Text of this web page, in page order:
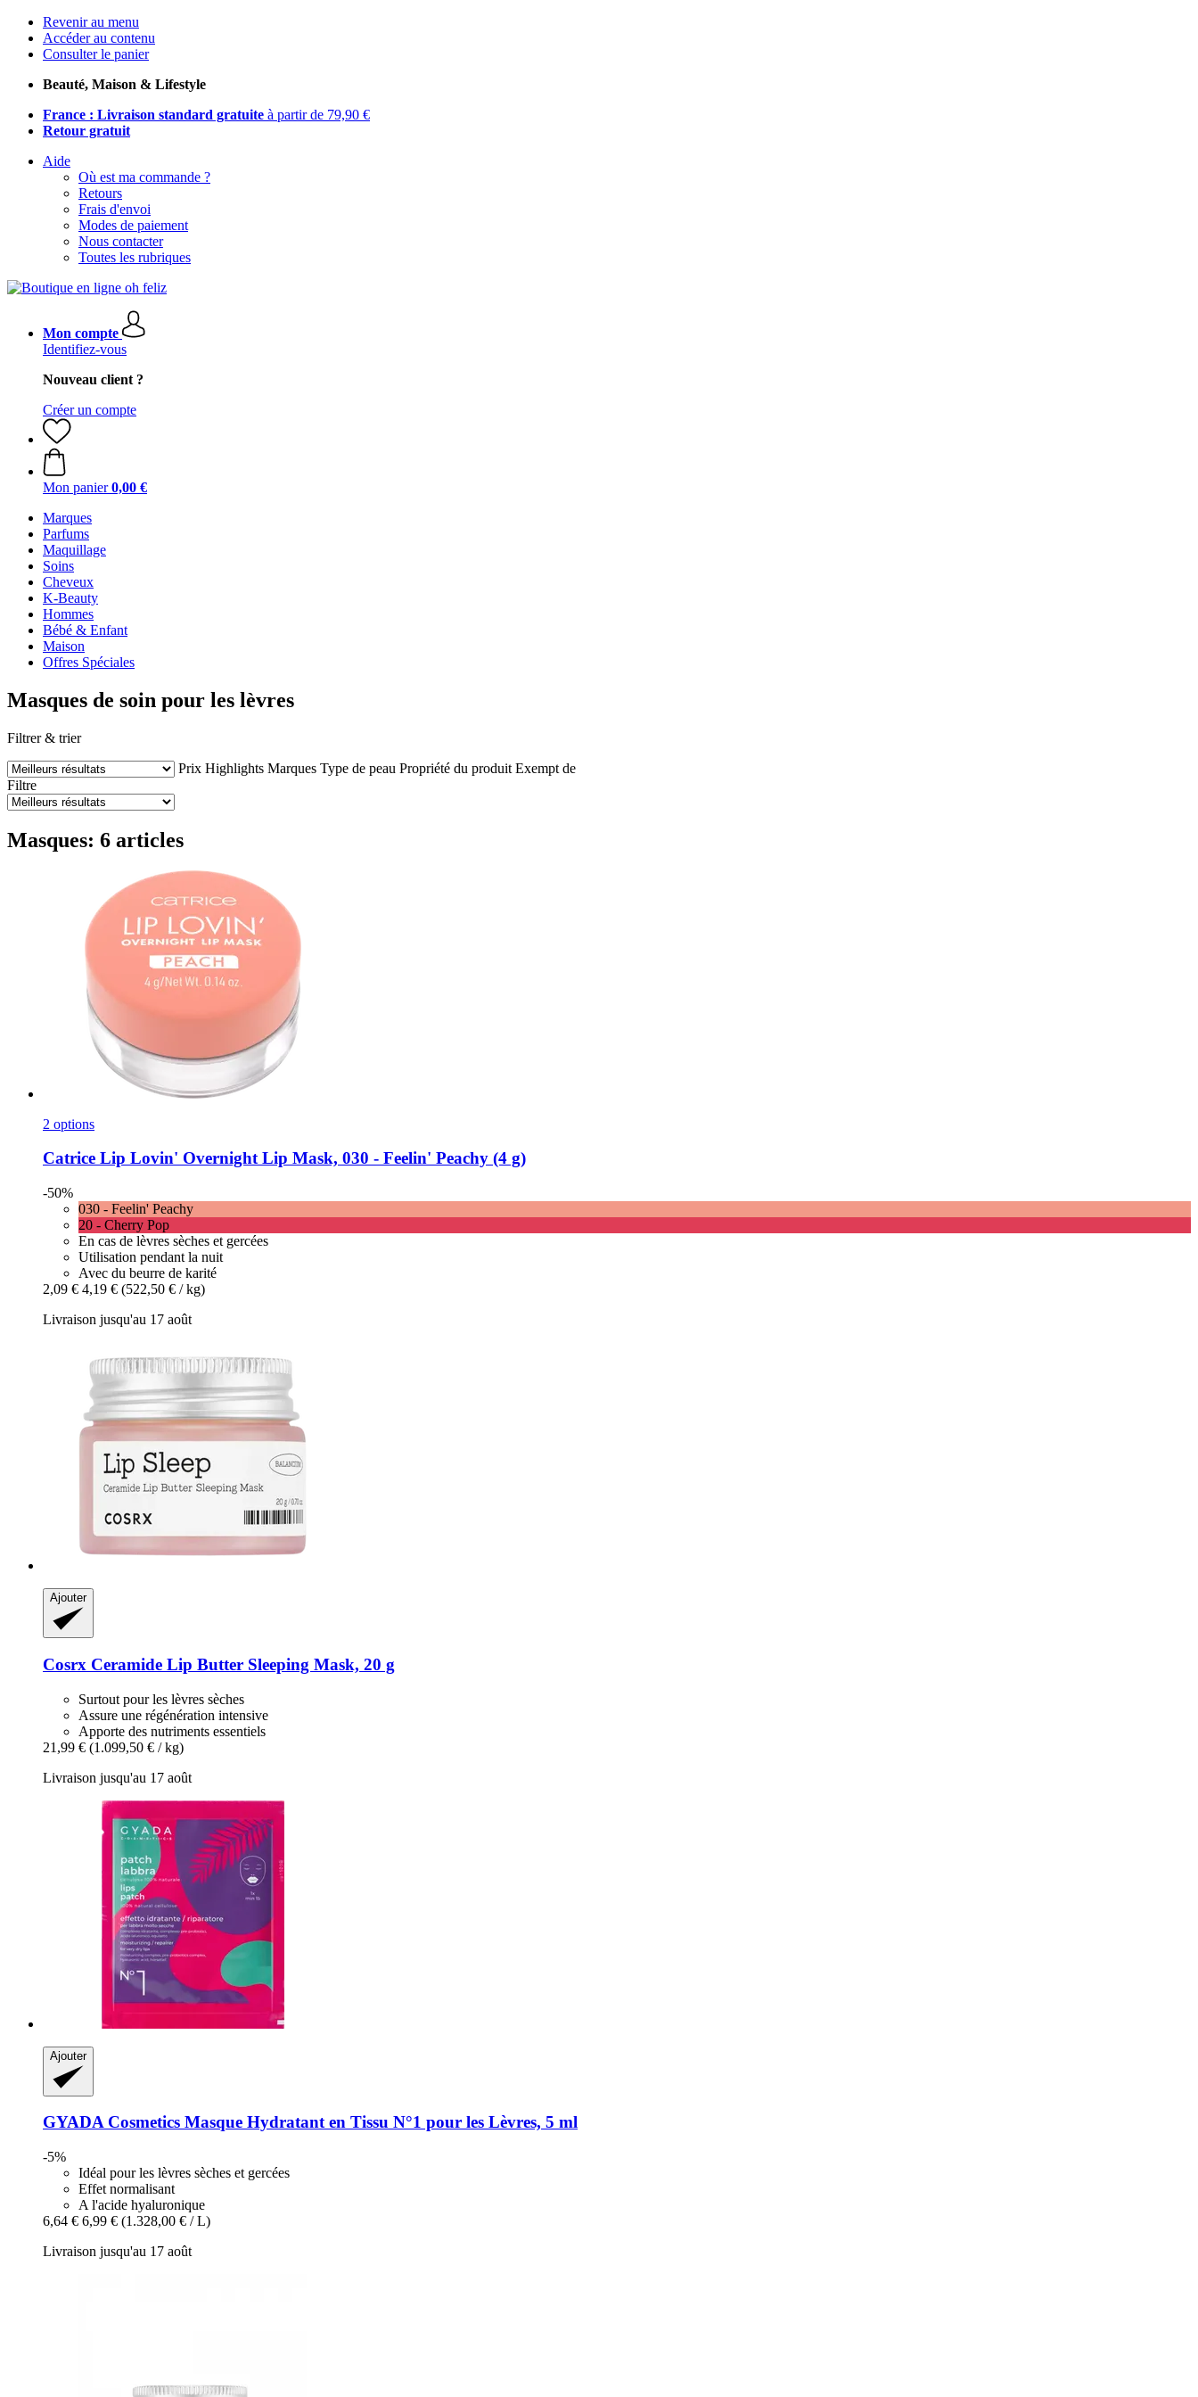
Revenir au menu
Accéder au contenu
Consulter le panier
Beauté, Maison & Lifestyle
France : Livraison standard gratuite à partir de 79,90 €
Retour gratuit
Aide
Où est ma commande ?
Retours
Frais d'envoi
Modes de paiement
Nous contacter
Toutes les rubriques
Mon compte
Identifiez-vous
Nouveau client ?
Créer un compte
Mon panier 0,00 €
Marques
Parfums
Maquillage
Soins
Cheveux
K-Beauty
Hommes
Bébé & Enfant
Maison
Offres Spéciales
Masques de soin pour les lèvres
Filtrer & trier
Prix Highlights Marques Type de peau Propriété du produit Exempt de
Filtre
Masques: 6 articles
2 options
Catrice Lip Lovin' Overnight Lip Mask, 030 -​ Feelin' Peachy (4 g)
-50%
030 - Feelin' Peachy
20 - Cherry Pop
En cas de lèvres sèches et gercées
Utilisation pendant la nuit
Avec du beurre de karité
2,09 € 4,19 € (522,50 € / kg)
Livraison jusqu'au 17 août
Ajouter
Cosrx Ceramide Lip Butter Sleeping Mask, 20 g
Surtout pour les lèvres sèches
Assure une régénération intensive
Apporte des nutriments essentiels
21,99 € (1.099,50 € / kg)
Livraison jusqu'au 17 août
Ajouter
GYADA Cosmetics Masque Hydratant en Tissu N°1 pour les Lèvres, 5 ml
-5%
Idéal pour les lèvres sèches et gercées
Effet normalisant
A l'acide hyaluronique
6,64 € 6,99 € (1.328,00 € / L)
Livraison jusqu'au 17 août